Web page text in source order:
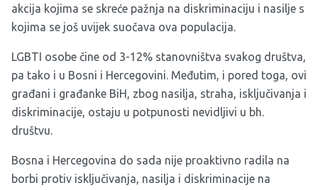
akcija kojima se skreće pažnja na diskriminaciju i nasilje s
kojima se još uvijek suočava ova populacija.
LGBTI osobe čine od 3-12% stanovništva svakog društva,
pa tako i u Bosni i Hercegovini. Međutim, i pored toga, ovi
građani i građanke BiH, zbog nasilja, straha, isključivanja i
diskriminacije, ostaju u potpunosti nevidljivi u bh.
društvu.
Bosna i Hercegovina do sada nije proaktivno radila na
borbi protiv isključivanja, nasilja i diskriminacije na